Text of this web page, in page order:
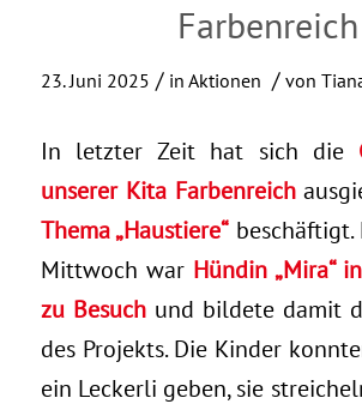
Farbenreich
23. Juni 2025 / inAktionen / von
In letzter Zeit hat sich die
unserer Kita Farbenreich
Thema „Haustiere“ beschäftigt.
Mittwoch war Hündin „Mira“
zu Besuchund bildete damit
des Projekts. Die Kinder
ein Leckerli geben, sie